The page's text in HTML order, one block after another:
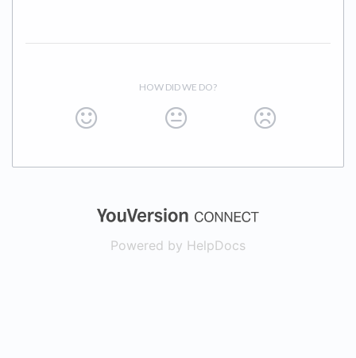
HOW DID WE DO?
(opens in a
Powered by HelpDocs